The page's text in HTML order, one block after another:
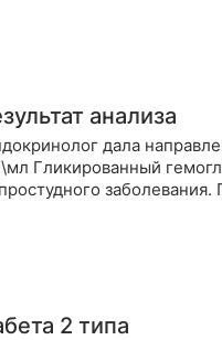
анализа
дала
Гликированный
2 типа